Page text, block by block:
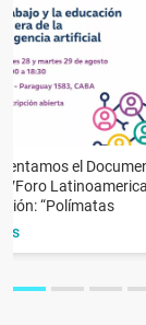
el
“Polímatas